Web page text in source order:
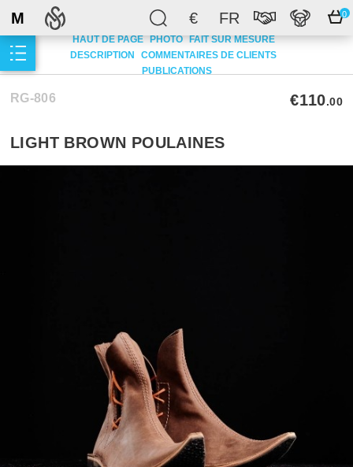
€ FR 0
M
HAUT DE PAGE PHOTO FAIT SUR MESURE
DESCRIPTION
COMMENTAIRES DE CLIENTS
PUBLICATIONS
RG-806 €110.00
LIGHT BROWN POULAINES